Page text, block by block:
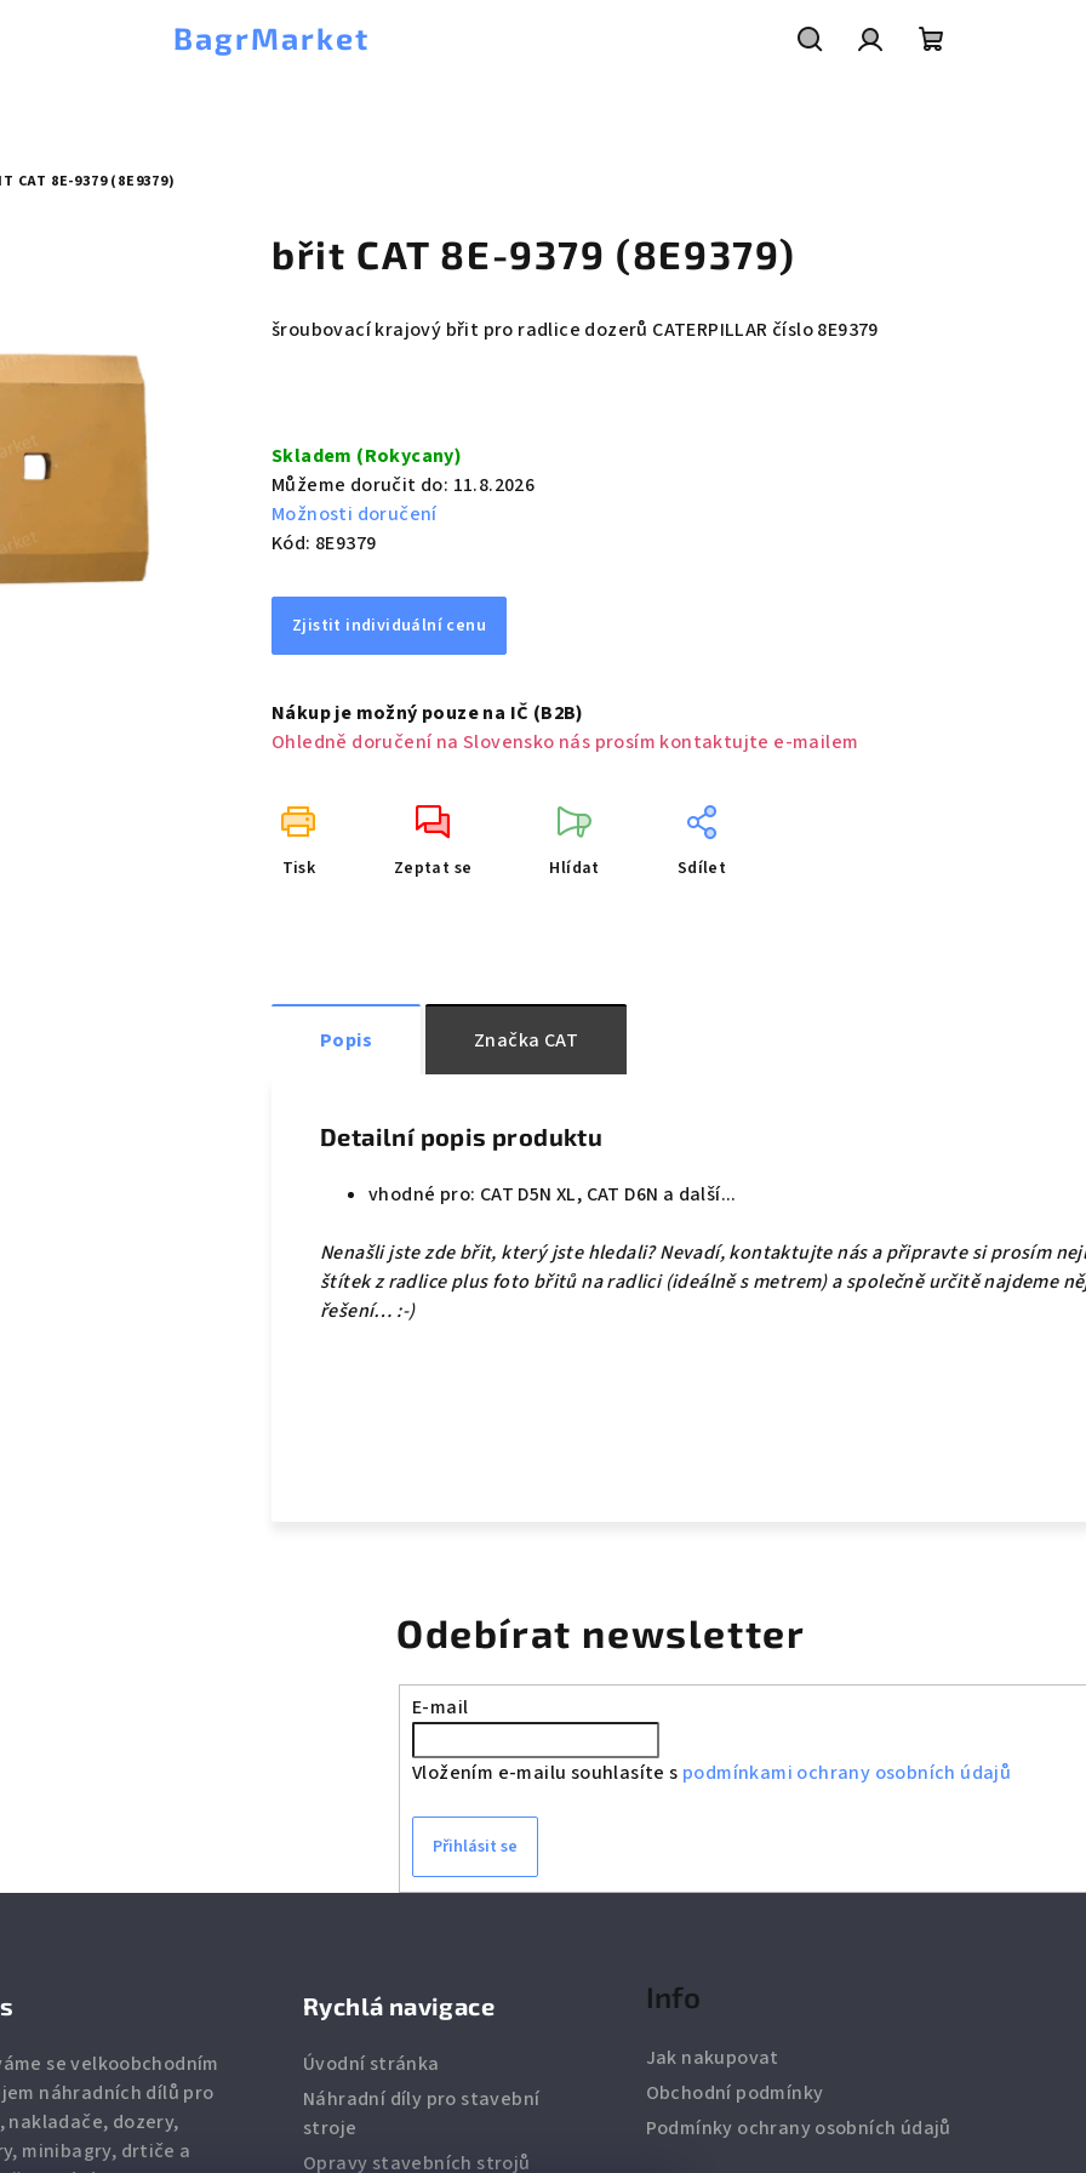
BagrMarket
CAT 8E-9379 (8E9379)
břit CAT 8E-9379 (8E9379)
šroubovací krajový břit pro radlice dozerů CATERPILLAR číslo 8E9379
cena:
Skladem (Rokycany)
Můžeme doručit do: 11.8.2026
Možnosti doručení
Kód: 8E9379
Zjistit individuální cenu
Nákup je možný pouze na IČ (B2B)
Ohledně doručení na Slovensko nás prosím kontaktujte e-mailem
Tisk Zeptat se Hlídat Sdílet
Popis Značka CAT
Detailní popis produktu
vhodné pro: CAT D5N XL, CAT D6N a další...
Nenašli jste zde břit, který jste hledali? Nevadí, kontaktujte nás a připravte si prosím
štítek z radlice plus foto břitů na radlici (ideálně s metrem) a společně určitě najdeme
řešení… :-)
Odebírat newsletter
E-mail
Vložením e-mailu souhlasíte s podmínkami ochrany osobních údajů
Přihlásit se
se velkoobchodním
náhradních dílů pro
nakladače, dozery,
minibagry, drtiče a
Rychlá navigace
Úvodní stránka
Náhradní díly pro stavební
stroje
Opravy stavebních strojů
Info
Jak nakupovat
Obchodní podmínky
Podmínky ochrany osobních údajů